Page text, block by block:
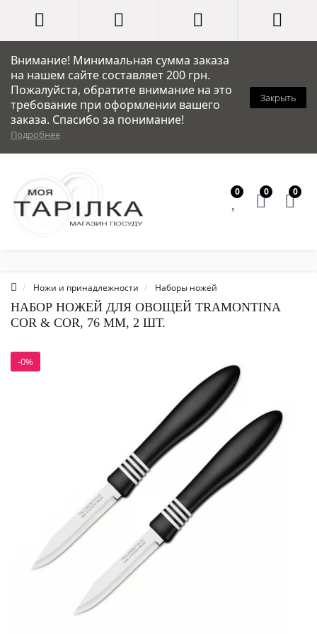
Внимание! Минимальная сумма заказа
на нашем сайте составляет 200 грн.
Пожалуйста, обратите внимание на это
требование при оформлении вашего
заказа. Спасибо за понимание!
Подробнее
Закрыть
0 0 0
Ножи и принадлежности Наборы ножей
НАБОР НОЖЕЙ ДЛЯ ОВОЩЕЙ TRAMONTINA
COR & COR, 76 ММ, 2 ШТ.
-0%